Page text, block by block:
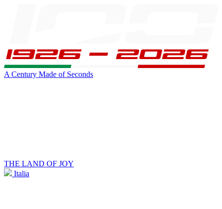
A Century Made of Seconds
THE LAND OF JOY
Italia